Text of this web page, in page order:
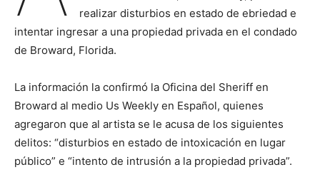
realizar disturbios en estado de ebriedad e
intentar ingresar a una propiedad privada en el condado
de Broward, Florida.
La información la confirmó la Oficina del Sheriff en
Broward al medio Us Weekly en Español, quienes
agregaron que al artista se le acusa de los siguientes
delitos: “disturbios en estado de intoxicación en lugar
público” e “intento de intrusión a la propiedad privada”.